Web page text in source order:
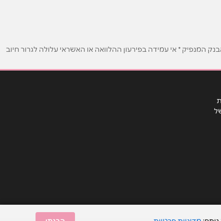
* אי עמידה בפירעון ההלוואה או האשראי עלולה לגרור חיוב